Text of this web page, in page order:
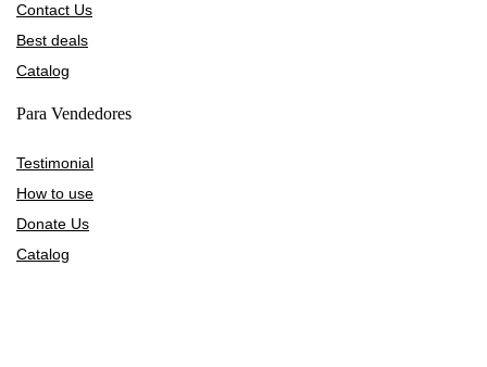
Contact Us
Best deals
Catalog
Para Vendedores
Testimonial
How to use
Donate Us
Catalog